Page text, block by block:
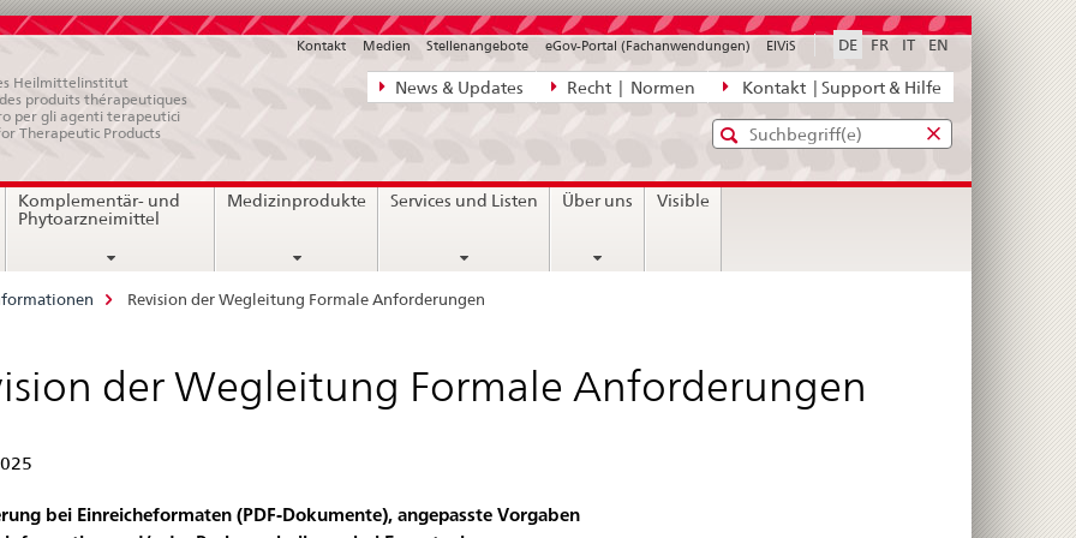
Direktnavigation
News,
Kontakt
News & Updates Recht | Normen Kontakt | Support & Hilfe
DE FR IT EN
Kontakt Medien Stellenangebote eGov-Portal (Fachanwendungen) ElViS
Heilmittelinstitut
produits thérapeutiques
per gli agenti terapeutici
Therapeutic Products
Standard-
Suche
Eingabefenster
diefür
Komplementär- und
Phytoarzneimittel
Medizinprodukte Services und Listen Über uns Visible
Revision der Wegleitung Formale Anforderungen
der Wegleitung Formale Anforderungen
bei Einreicheformaten (PDF-Dokumente), angepasste Vorgaben